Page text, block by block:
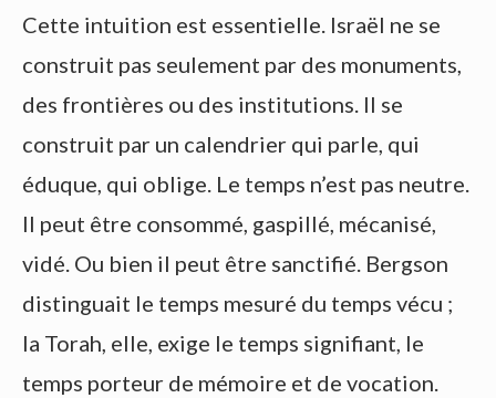
Cette intuition est essentielle. Israël ne se
construit pas seulement par des monuments,
des frontières ou des institutions. Il se
construit par un calendrier qui parle, qui
éduque, qui oblige. Le temps n’est pas neutre.
Il peut être consommé, gaspillé, mécanisé,
vidé. Ou bien il peut être sanctifié. Bergson
distinguait le temps mesuré du temps vécu ;
la Torah, elle, exige le temps signifiant, le
temps porteur de mémoire et de vocation.